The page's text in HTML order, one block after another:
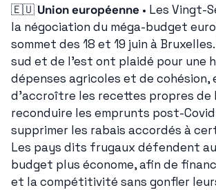
🇪🇺 Union européenne • Les Vingt-
la négociation du méga-budget
sommet des 18 et 19 juin à
sud et de l'est ont plaidé pour une
dépenses agricoles et de cohésion,
d'accroître les recettes propres de
reconduire les emprunts post-
supprimer les rabais accordés à
Les pays dits frugaux défendent
budget plus économe, afin de
et la compétitivité sans gonfler